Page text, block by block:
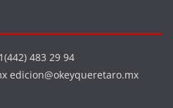
483 29 94
edicion@okeyqueretaro.mx